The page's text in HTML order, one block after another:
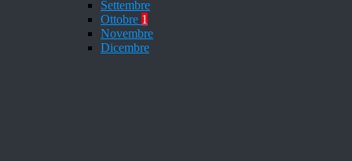
Settembre
Ottobre 1
Novembre
Dicembre